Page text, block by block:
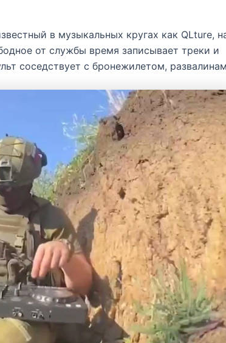
в музыкальных кругах как QLture,
от службы время записывает треки и
соседствует с бронежилетом,